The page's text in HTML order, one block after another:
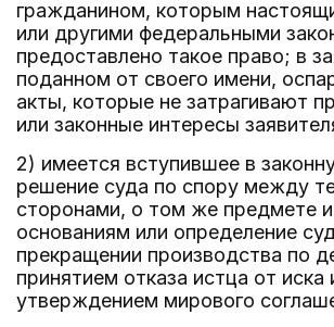
гражданином, которым
или другими федеральными
предоставлено такое право; в
поданном от своего имени,
акты, которые не затрагивают
или законные интересы
2) имеется вступившее в
решение суда по спору между
сторонами, о том же предмете
основаниям или определение
прекращении производства по
принятием отказа истца от иска
утверждением мирового